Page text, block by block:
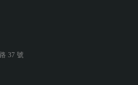
37 號